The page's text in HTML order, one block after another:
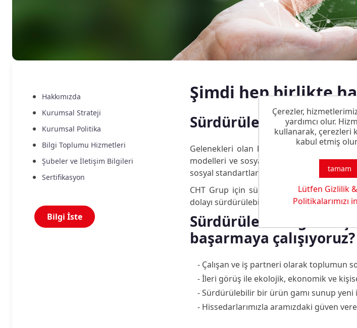
Hakkımızda
Kurumsal Strateji
Kurumsal Politika
Bilgi Toplumu Hizmetleri
Şubeler ve İletişim Bilgileri
Sertifikasyon
Bilgi İste
Şimdi hep birlikte
Sürdürülebilirliğe
Gelenekleri olan bir vakıf şirketi
modelleri ve sosyal sorumlulukların
sosyal standartlar bizim için önemli.
CHT Grup için sürdürülebilirlik sosyal ve
dolayı sürdürülebilirlik, şirketimiz stratejik
Sürdürülebilirliğe
başarmaya çalışıyoruz?
- Çalışan ve iş partneri olarak toplumun
- İleri görüş ile ekolojik, ekonomik ve
- Sürdürülebilir bir ürün gamı sunup yeni
- Hissedarlarımızla aramızdaki güven
Çerezler,
yardımcı olur.
kullanarak, çerezleri
kabul etmiş
tamam
Lütfen Gizlilik
Politikalarımızı